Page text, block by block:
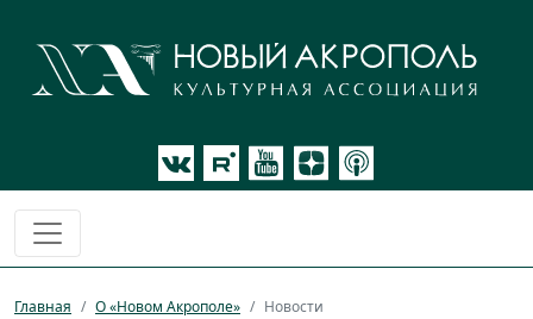
Главная О «Новом Акрополе» Новости